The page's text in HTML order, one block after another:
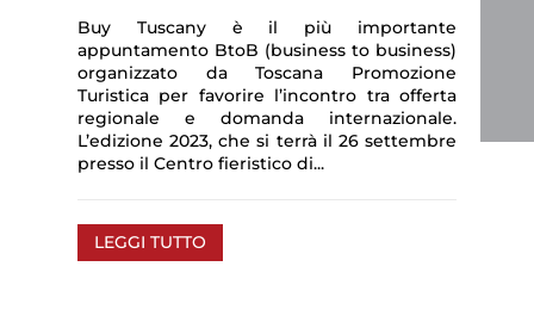
Buy Tuscany è il più importante
appuntamento BtoB (business to business)
organizzato da Toscana Promozione
Turistica per favorire l’incontro tra offerta
regionale e domanda internazionale.
L’edizione 2023, che si terrà il 26 settembre
presso il Centro fieristico di...
LEGGI TUTTO